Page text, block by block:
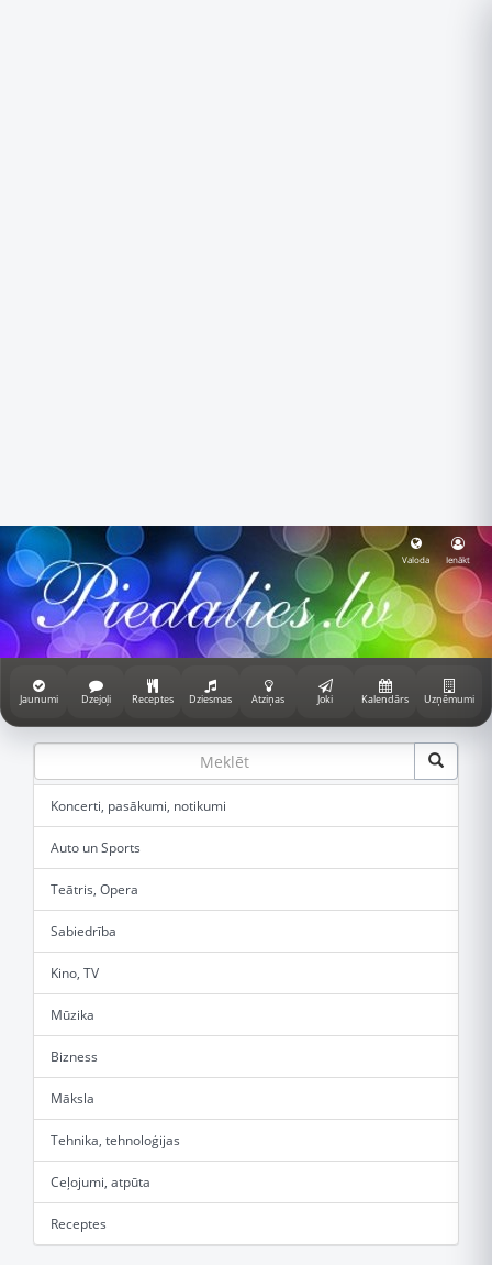
Valoda Ienākt
Jaunumi Dzejoļi Receptes Dziesmas Atziņas Joki Kalendārs Uzņēmumi
Koncerti, pasākumi, notikumi
Auto un Sports
Teātris, Opera
Sabiedrība
Kino, TV
Mūzika
Bizness
Māksla
Tehnika, tehnoloģijas
Ceļojumi, atpūta
Receptes